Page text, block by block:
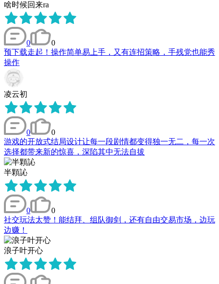
啥时候回来ra
0
0
预下载走起！操作简单易上手，又有连招策略，手残党也能秀
操作
凌云初
0
0
游戏的开放式结局设计让每一段剧情都变得独一无二，每一次
选择都带来新的惊喜，深陷其中无法自拔
半顆訫
0
0
社交玩法太赞！能结拜、组队御剑，还有自由交易市场，边玩
边赚！
浪子叶开心